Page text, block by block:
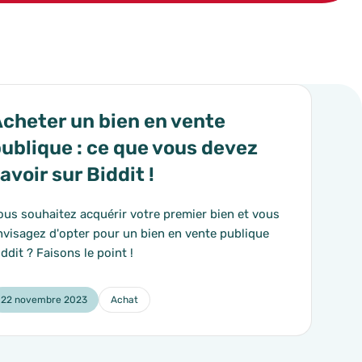
un bien en vente
: ce que vous devez
sur Biddit !
souhaitez acquérir votre premier bien et vous
d'opter pour un bien en vente publique
? Faisons le point !
22 novembre 2023 Catégorie :
Achat